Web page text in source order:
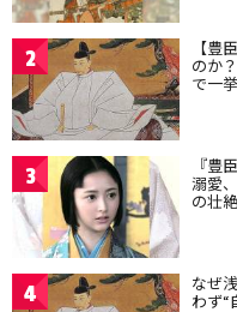
2 【豊
のか
で一
3 『豊
溺愛
の壮
4 なぜ
わず“